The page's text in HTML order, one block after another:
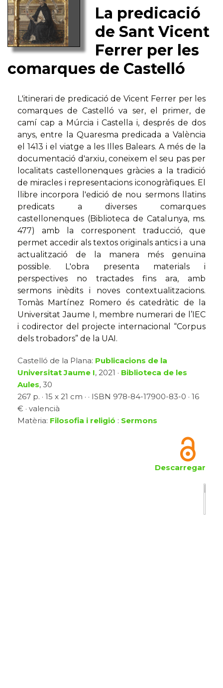
La predicació
de Sant Vicent
Ferrer per les
comarques de Castelló
L'itinerari de predicació de Vicent Ferrer per les
comarques de Castelló va ser, el primer, de
camí cap a Múrcia i Castella i, després de dos
anys, entre la Quaresma predicada a València
el 1413 i el viatge a les Illes Balears. A més de la
documentació d'arxiu, coneixem el seu pas per
localitats castellonenques gràcies a la tradició
de miracles i representacions iconogràfiques. El
llibre incorpora l'edició de nou sermons llatins
predicats a diverses comarques
castellonenques (Biblioteca de Catalunya, ms.
477) amb la corresponent traducció, que
permet accedir als textos originals antics i a una
actualització de la manera més genuïna
possible. L'obra presenta materials i
perspectives no tractades fins ara, amb
sermons inèdits i noves contextualitzacions.
Tomàs Martínez Romero és catedràtic de la
Universitat Jaume I, membre numerari de l’IEC
i codirector del projecte internacional “Corpus
dels trobadors” de la UAI.
Castelló de la Plana: Publicacions de la
Universitat Jaume I, 2021 · Biblioteca de les
Aules, 30
267 p. · 15 x 21 cm · · ISBN 978-84-17900-83-0 · 16
€ · valencià
Matèria: Filosofia i religió : Sermons
Descarregar